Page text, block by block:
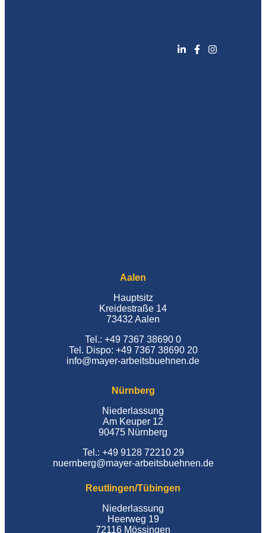
Aalen
Hauptsitz
Kreidestraße 14
73432 Aalen
Tel.: +49 7367 38690 0
Tel. Dispo: +49 7367 38690 20
info@mayer-arbeitsbuehnen.de
Nürnberg
Niederlassung
Am Keuper 12
90475 Nürnberg
Tel.: +49 9128 72210 29
nuernberg@mayer-arbeitsbuehnen.de
Reutlingen/Tübingen
Niederlassung
Heerweg 19
72116 Mössingen